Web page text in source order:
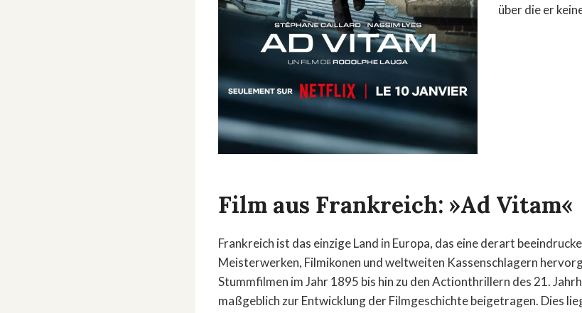
über die er
Film aus Frankreich: »Ad Vitam«
Frankreich ist das einzige Land in Europa, das eine derart
Meisterwerken, Filmikonen und weltweiten Kassenschlagern
Stummfilmen im Jahr 1895 bis hin zu den Actionthrillern des 21.
maßgeblich zur Entwicklung der Filmgeschichte beigetragen. Dies